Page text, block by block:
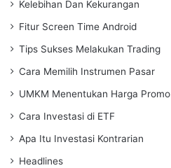
Kelebihan Dan Kekurangan
Fitur Screen Time Android
Tips Sukses Melakukan Trading
Cara Memilih Instrumen Pasar
UMKM Menentukan Harga Promo
Cara Investasi di ETF
Apa Itu Investasi Kontrarian
Headlines